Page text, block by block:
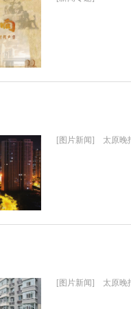
[图片新闻] 太原晚
[图片新闻] 太原晚